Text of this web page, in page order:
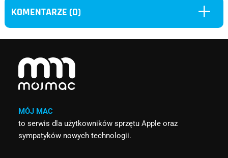
KOMENTARZE (0) L
MÓJ MAC
to serwis dla użytkowników sprzętu Apple oraz
sympatyków nowych technologii.